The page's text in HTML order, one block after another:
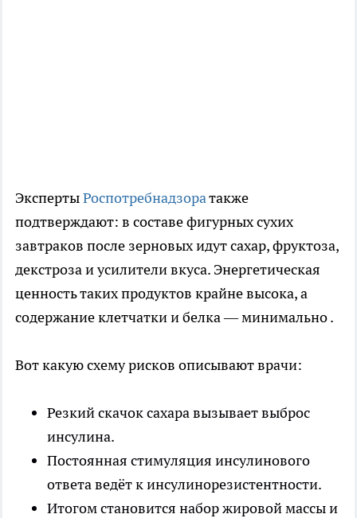
ЭкспертыРоспотребнадзоратакже
подтверждают: в составе фигурных сухих
завтраков после зерновых идут сахар, фруктоза,
декстроза и усилители вкуса. Энергетическая
ценность таких продуктов крайне высока, а
содержание клетчатки и белка — минимально .
Вот какую схему рисков описывают врачи:
Резкий скачок сахара вызывает выброс
инсулина.
Постоянная стимуляция инсулинового
ответа ведёт к инсулинорезистентности.
Итогом становится набор жировой массы и